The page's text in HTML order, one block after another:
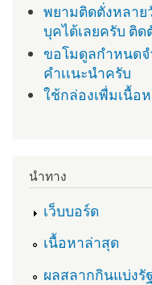
พยามติดตั่งหลาย
บุคได้เลยครับ ติ
ขอโมดูลกำหนดจ
คำเเนะนำครับ
ใช้กล่องเพื่มเนื้อ
นำทาง
เว็บบอร์ด
เนื้อหาล่าสุด
ผลสลากกินแบ่งรั